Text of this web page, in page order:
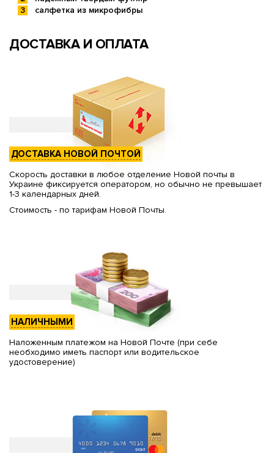
салфетка из микрофибры
ДОСТАВКА И ОПЛАТА
ДОСТАВКА НОВОЙ ПОЧТОЙ
Скорость доставки в любое отделение Новой почты в
Украине фиксируется оператором, но обычно не превышает
1-3 календарных дней.
Стоимость - по тарифам Новой Почты.
НАЛИЧНЫМИ
Наложенным платежом на Новой Почте (при себе
необходимо иметь паспорт или водительское
удостоверение)